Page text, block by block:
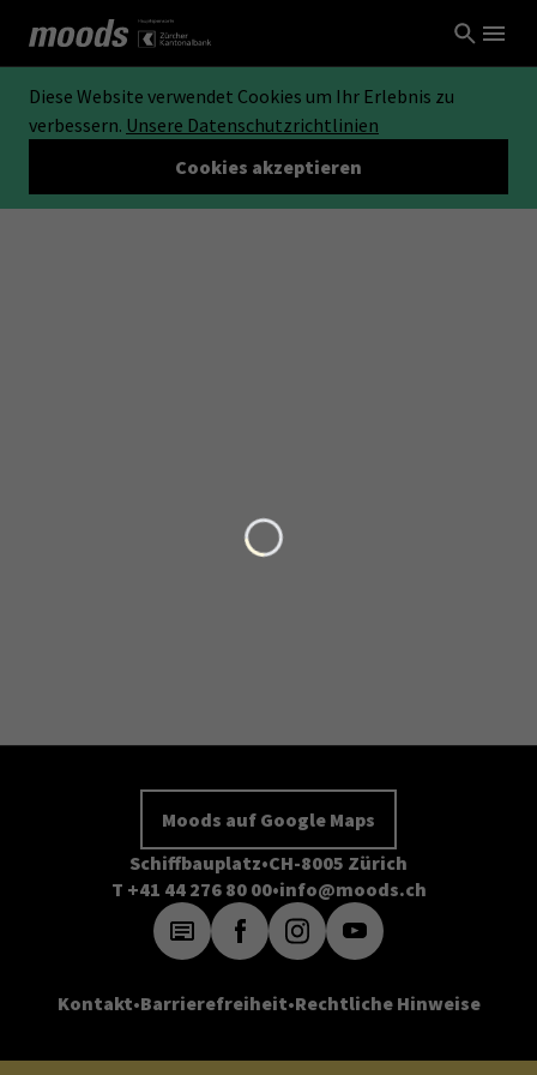
Diese Website verwendet Cookies um Ihr Erlebnis zu
verbessern. Unsere Datenschutzrichtlinien
Cookies akzeptieren
Moods auf Google Maps
Schiffbauplatz CH-8005 Zürich
T +41 44 276 80 00 info@moods.ch
Kontakt Barrierefreiheit Rechtliche Hinweise